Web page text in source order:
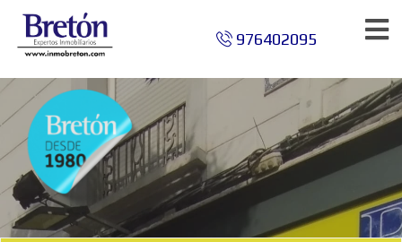
976402095